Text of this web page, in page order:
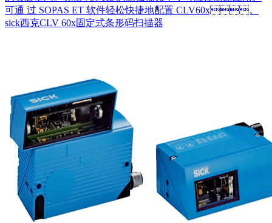
可通 过 SOPAS ET 软件轻松快捷地配置 CLV60x。
sick西克CLV 60x固定式条形码扫描器